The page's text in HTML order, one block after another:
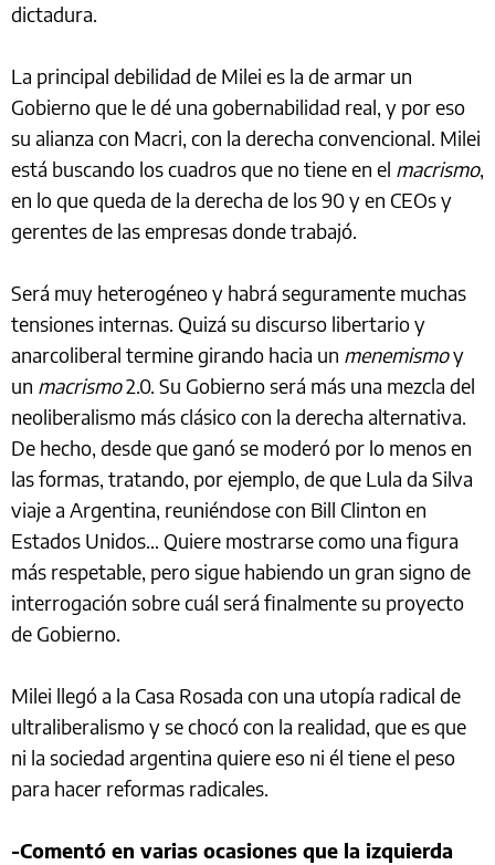
dictadura.
La principal debilidad de Milei es la de armar un
Gobierno que le dé una gobernabilidad real, y por eso
su alianza con Macri, con la derecha convencional. Milei
está buscando los cuadros que no tiene en el macrismo,
en lo que queda de la derecha de los 90 y en CEOs y
gerentes de las empresas donde trabajó.
Será muy heterogéneo y habrá seguramente muchas
tensiones internas. Quizá su discurso libertario y
anarcoliberal termine girando hacia un menemismoy
un macrismo2.0. Su Gobierno será más una mezcla del
neoliberalismo más clásico con la derecha alternativa.
De hecho, desde que ganó se moderó por lo menos en
las formas, tratando, por ejemplo, de que Lula da Silva
viaje a Argentina, reuniéndose con Bill Clinton en
Estados Unidos… Quiere mostrarse como una figura
más respetable, pero sigue habiendo un gran signo de
interrogación sobre cuál será finalmente su proyecto
de Gobierno.
Milei llegó a la Casa Rosada con una utopía radical de
ultraliberalismo y se chocó con la realidad, que es que
ni la sociedad argentina quiere eso ni él tiene el peso
para hacer reformas radicales.
-Comentó en varias ocasiones que la izquierda